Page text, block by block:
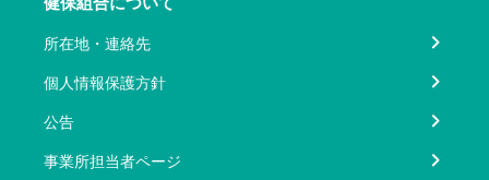
所在地・連絡先
個人情報保護方針
公告
事業所担当者ページ